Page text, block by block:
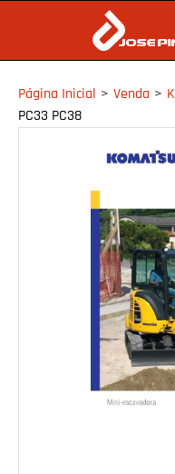
Página Inicial > Venda >
PC33 PC38